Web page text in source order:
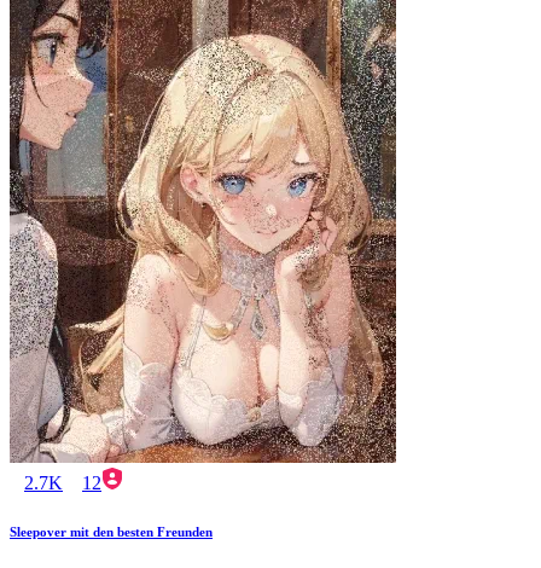
2.7K 12
Sleepover mit den besten Freunden